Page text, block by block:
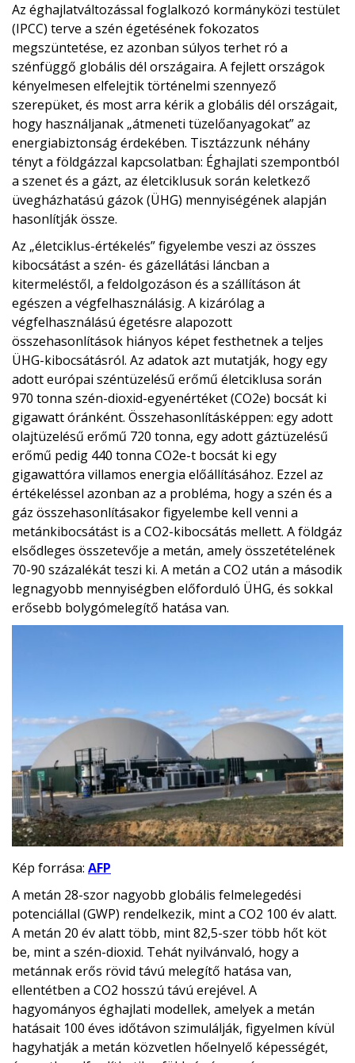
Az éghajlatváltozással foglalkozó kormányközi testület
(IPCC) terve a szén égetésének fokozatos
megszüntetése, ez azonban súlyos terhet ró a
szénfüggő globális dél országaira. A fejlett országok
kényelmesen elfelejtik történelmi szennyező
szerepüket, és most arra kérik a globális dél országait,
hogy használjanak „átmeneti tüzelőanyagokat” az
energiabiztonság érdekében. Tisztázzunk néhány
tényt a földgázzal kapcsolatban: Éghajlati szempontból
a szenet és a gázt, az életciklusuk során keletkező
üvegházhatású gázok (ÜHG) mennyiségének alapján
hasonlítják össze.
Az „életciklus-értékelés” figyelembe veszi az összes
kibocsátást a szén- és gázellátási láncban a
kitermeléstől, a feldolgozáson és a szállításon át
egészen a végfelhasználásig. A kizárólag a
végfelhasználású égetésre alapozott
összehasonlítások hiányos képet festhetnek a teljes
ÜHG-kibocsátásról. Az adatok azt mutatják, hogy egy
adott európai széntüzelésű erőmű életciklusa során
970 tonna szén-dioxid-egyenértéket (CO2e) bocsát ki
gigawatt óránként. Összehasonlításképpen: egy adott
olajtüzelésű erőmű 720 tonna, egy adott gáztüzelésű
erőmű pedig 440 tonna CO2e-t bocsát ki egy
gigawattóra villamos energia előállításához. Ezzel az
értékeléssel azonban az a probléma, hogy a szén és a
gáz összehasonlításakor figyelembe kell venni a
metánkibocsátást is a CO2-kibocsátás mellett. A földgáz
elsődleges összetevője a metán, amely összetételének
70-90 százalékát teszi ki. A metán a CO2 után a második
legnagyobb mennyiségben előforduló ÜHG, és sokkal
erősebb bolygómelegítő hatása van.
Kép forrása: AFP
A metán 28-szor nagyobb globális felmelegedési
potenciállal (GWP) rendelkezik, mint a CO2 100 év alatt.
A metán 20 év alatt több, mint 82,5-szer több hőt köt
be, mint a szén-dioxid. Tehát nyilvánvaló, hogy a
metánnak erős rövid távú melegítő hatása van,
ellentétben a CO2 hosszú távú erejével. A
hagyományos éghajlati modellek, amelyek a metán
hatásait 100 éves időtávon szimulálják, figyelmen kívül
hagyhatják a metán közvetlen hőelnyelő képességét,